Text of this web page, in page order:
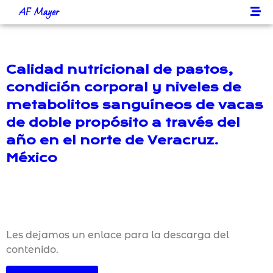
AF Mayer
Calidad nutricional de pastos,
condición corporal y niveles de
metabolitos sanguíneos de vacas
de doble propósito a través del
año en el norte de Veracruz.
México
Les dejamos un enlace para la descarga del
contenido.